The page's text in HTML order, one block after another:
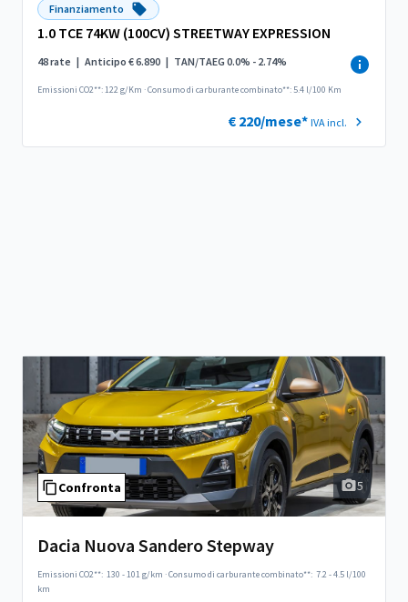
Finanziamento
1.0 TCE 74KW (100CV) STREETWAY EXPRESSION
48 rate | Anticipo € 6.890 | TAN/TAEG 0.0% - 2.74%
Emissioni CO2**: 122 g/Km ·Consumo di carburante combinato**: 5.4 l/100 Km
€ 220/mese* IVA incl.
Confronta 5
Dacia Nuova Sandero Stepway
Emissioni CO2**: 130 - 101 g/km ·Consumo di carburante combinato**: 7.2 - 4.5 l/100
km